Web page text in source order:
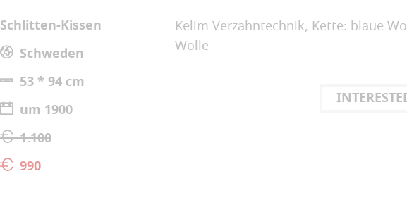
Schlitten-Kissen
Schweden
53 * 94 cm
um 1900
1.100
990
Kelim Verzahntechnik, Kette: blaue
Wolle